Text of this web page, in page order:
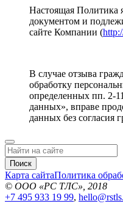
Настоящая Политика
документом и
сайте Компании (
В случае отзыва
обработку
определенных пп. 2-
данных», вправе
данных без согласия
Поиск
Карта сайтаПолитика
© ООО «РС ТЛС», 2018
+7 495 933 19 99,